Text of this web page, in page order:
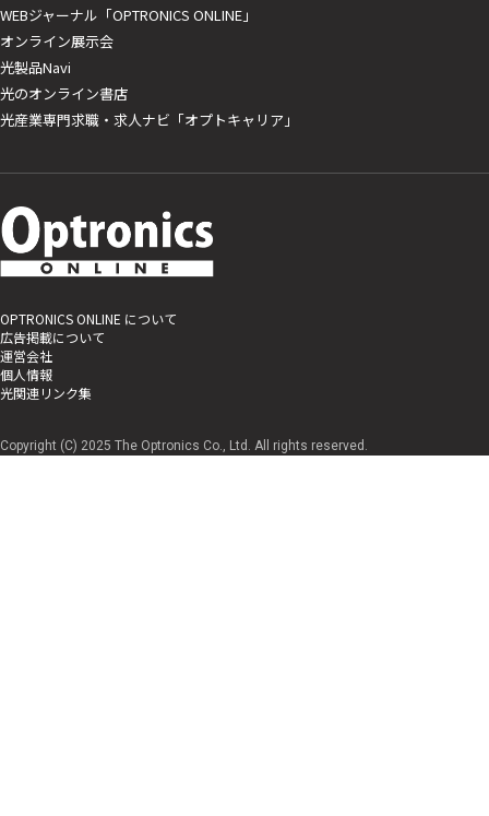
WEBジャーナル「OPTRONICS ONLINE」
オンライン展示会
光製品Navi
光のオンライン書店
光産業専門求職・求人ナビ「オプトキャリア」
OPTRONICS ONLINE について
広告掲載について
運営会社
個人情報
光関連リンク集
Copyright (C) 2025 The Optronics Co., Ltd. All rights reserved.